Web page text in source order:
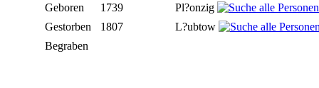
Geboren 1739
Pl?onzig
Gestorben
1807
L?ubtow
Begraben